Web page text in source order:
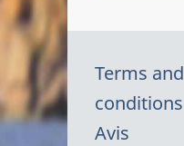
Terms and
conditions
Avis